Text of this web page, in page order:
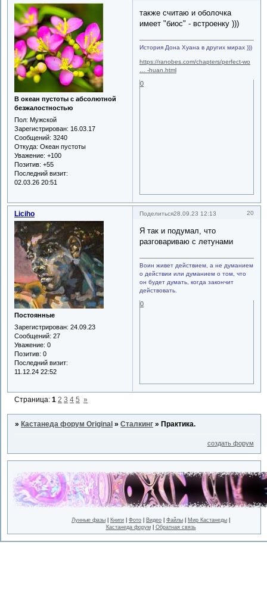
В океан пустоты с абсолютной
безжалостностью
Пол: Мужской
Зарегистрирован: 16.03.17
Сообщений: 3240
Откуда: Океан пустоты
Уважение: +100
Позитив: +55
Последний визит:
02.03.26 20:51
также считаю и оболочка
имеет "биос" - встроенку )))
История Дона Хуана в других мирах )))
https://ranobes.com/chapters/perfect-wo
… -huan.html
0
Поделиться 20
28.09.23 12:13
Liciho
Постоянные
Зарегистрирован: 24.09.23
Сообщений: 27
Уважение: 0
Позитив: 0
Последний визит:
11.12.24 22:52
Я так и подумал, что
разговариваю с летунами
Воин живет действием, а не думанием
о действии или думанием о том, что
он будет думать, когда закончит
действовать.
0
Страница:1 2 3 4 5 »
» Кастанеда форум Original »Сталкинг » Практика.
создать форум
Лунные фазы Книги Фото Видео Файлы Мир Кастанеды
Кастанеда форум| Обратная связь